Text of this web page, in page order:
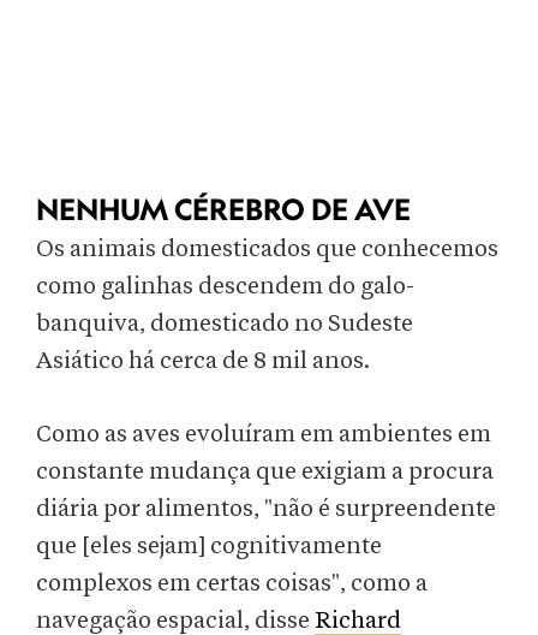
NENHUM CÉREBRO DE AVE
Os animais domesticados que conhecemos
como galinhas descendem do galo-
banquiva, domesticado no Sudeste
Asiático há cerca de 8 mil anos.
Como as aves evoluíram em ambientes em
constante mudança que exigiam a procura
diária por alimentos, "não é surpreendente
que [eles sejam] cognitivamente
complexos em certas coisas", como a
navegação espacial, disse Richard